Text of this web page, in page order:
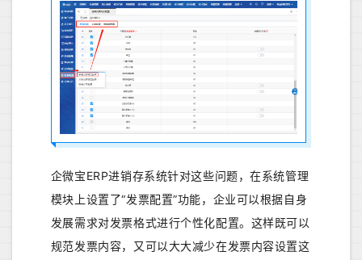
企微宝ERP进销存系统针对这些问题，在系统管理
模块上设置了“发票配置”功能，企业可以根据自身
发展需求对发票格式进行个性化配置。这样既可以
规范发票内容，又可以大大减少在发票内容设置这